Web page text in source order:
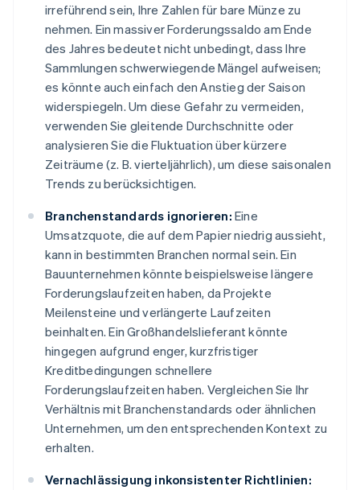
irreführend sein, Ihre Zahlen für bare Münze zu
nehmen. Ein massiver Forderungssaldo am Ende
des Jahres bedeutet nicht unbedingt, dass Ihre
Sammlungen schwerwiegende Mängel aufweisen;
es könnte auch einfach den Anstieg der Saison
widerspiegeln. Um diese Gefahr zu vermeiden,
verwenden Sie gleitende Durchschnitte oder
analysieren Sie die Fluktuation über kürzere
Zeiträume (z. B. vierteljährlich), um diese saisonalen
Trends zu berücksichtigen.
Branchenstandards ignorieren: Eine
Umsatzquote, die auf dem Papier niedrig aussieht,
kann in bestimmten Branchen normal sein. Ein
Bauunternehmen könnte beispielsweise längere
Forderungslaufzeiten haben, da Projekte
Meilensteine und verlängerte Laufzeiten
beinhalten. Ein Großhandelslieferant könnte
hingegen aufgrund enger, kurzfristiger
Kreditbedingungen schnellere
Forderungslaufzeiten haben. Vergleichen Sie Ihr
Verhältnis mit Branchenstandards oder ähnlichen
Unternehmen, um den entsprechenden Kontext zu
erhalten.
Vernachlässigung inkonsistenter Richtlinien: